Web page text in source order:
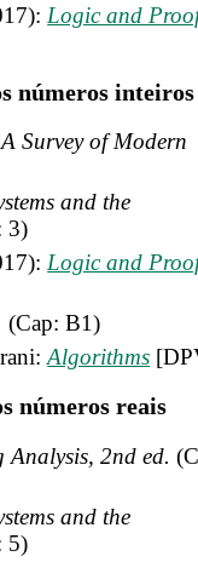
Logic and
números inteiros
A Survey of Modern
and the
3)
Logic and
(Cap: B1)
Algorithms
números reais
Analysis, 2nd ed.
and the
5)